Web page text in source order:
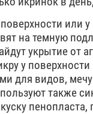
или у
на темную
укрытие от
у
для видов,
также